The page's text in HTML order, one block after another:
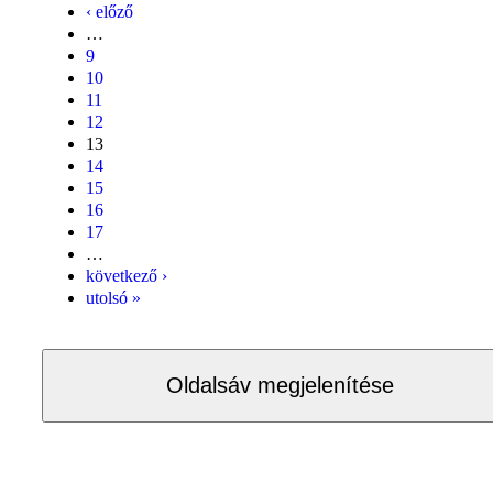
‹ előző
…
9
10
11
12
13
14
15
16
17
…
következő ›
utolsó »
Oldalsáv megjelenítése